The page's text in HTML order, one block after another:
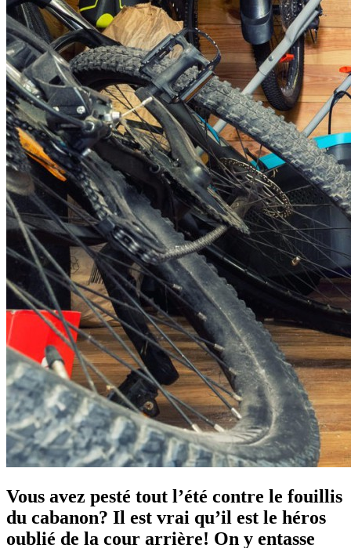
Vous avez pesté tout l’été contre le fouillis
du cabanon? Il est vrai qu’il est le héros
oublié de la cour arrière! On y entasse